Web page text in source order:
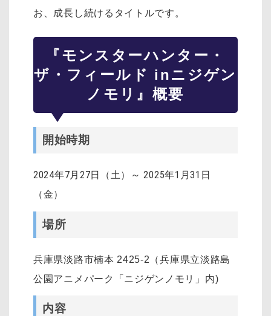
お、成長し続けるタイトルです。
『モンスターハンター・
ザ・フィールド inニジゲン
ノモリ』概要
開始時期
2024年7月27日（土）～ 2025年1月31日
（金）
場所
兵庫県淡路市楠本 2425-2（兵庫県立淡路島
公園アニメパーク「ニジゲンノモリ」内)
内容